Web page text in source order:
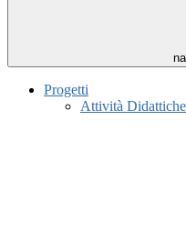
Progetti
Attività Didattiche